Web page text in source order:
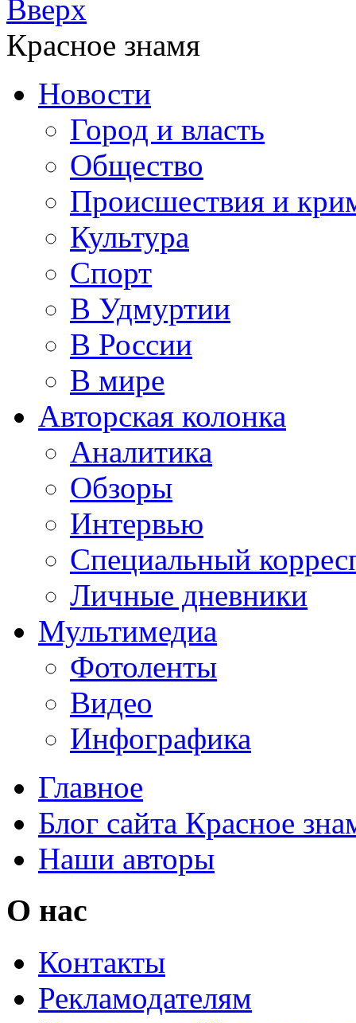
Вверх
Красное знамя
Новости
Город и власть
Общество
Происшествия и
Культура
Спорт
В Удмуртии
В России
В мире
Авторская колонка
Аналитика
Обзоры
Интервью
Специальный
Личные дневники
Мультимедиа
Фотоленты
Видео
Инфографика
Главное
Блог сайта Красное
Наши авторы
О нас
Контакты
Рекламодателям